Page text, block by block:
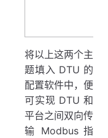
将以上这两个主
题填入 DTU 的
配置软件中，便
可实现 DTU 和
平台之间双向传
输 Modbus 指